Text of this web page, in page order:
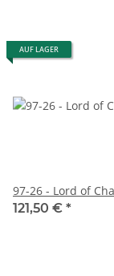
AUF LAGER
97-26 - Lord of
121,50 € *